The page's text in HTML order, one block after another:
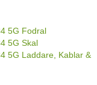
5G Fodral
5G Skal
5G Laddare, Kablar &